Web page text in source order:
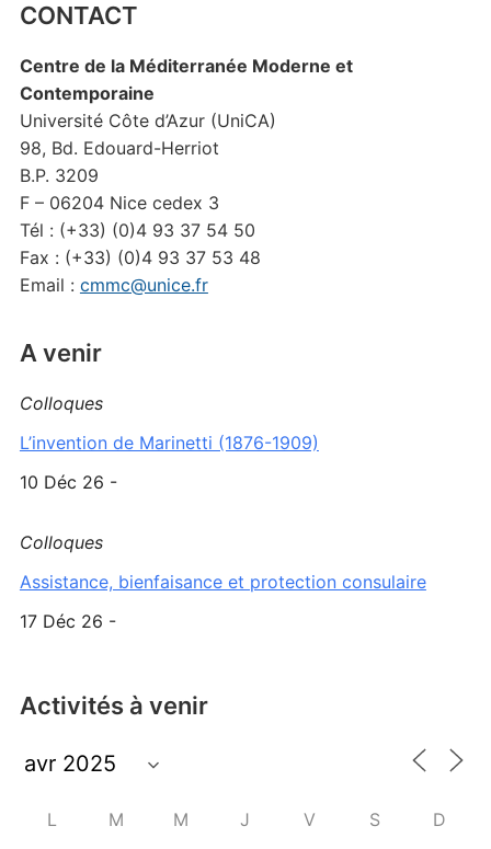
CONTACT
Centre de la Méditerranée Moderne et
Contemporaine
Université Côte d’Azur (UniCA)
98, Bd. Edouard-Herriot
B.P. 3209
F – 06204 Nice cedex 3
Tél : (+33) (0)4 93 37 54 50
Fax : (+33) (0)4 93 37 53 48
Email : cmmc@unice.fr
A venir
Colloques
L’invention de Marinetti (1876-1909)
10 Déc 26 -
Colloques
Assistance, bienfaisance et protection consulaire
17 Déc 26 -
Activités à venir
L M M J V S D